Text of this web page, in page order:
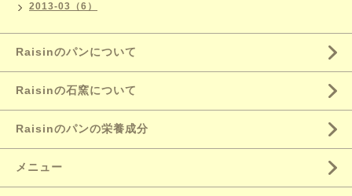
2013-03（6）
Raisinのパンについて
Raisinの石窯について
Raisinのパンの栄養成分
メニュー